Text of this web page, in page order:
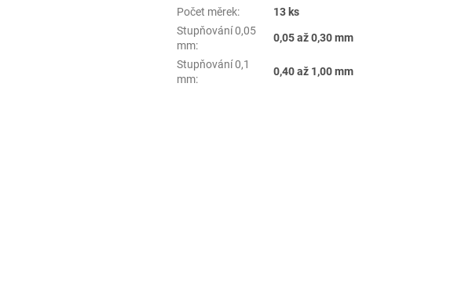
Počet měrek:
13 ks
Stupňování 0,05
mm:
0,05 až 0,30 mm
Stupňování 0,1
mm:
0,40 až 1,00 mm